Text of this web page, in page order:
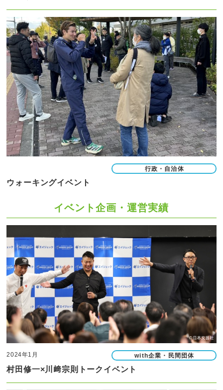
行政・自治体
ウォーキングイベント
イベント企画・運営実績
2024年1月 with企業・民間団体
村田修一×川﨑宗則トークイベント